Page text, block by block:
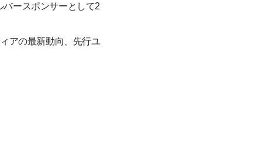
ースポンサーとして2
アの最新動向、先行ユ